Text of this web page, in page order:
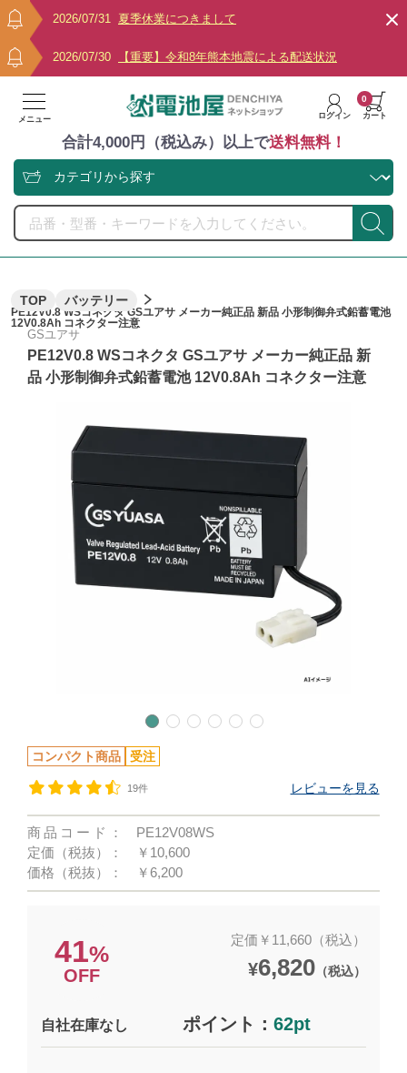
2026/07/31 夏季休業につきまして
2026/07/30 【重要】令和8年熊本地震による配送状況
メニュー ログイン カート
0
合計4,000円（税込み）以上で送料無料！
TOP バッテリー
PE12V0.8 WSコネクタ GSユアサ メーカー純正品 新品 小形制御弁式鉛蓄電池
12V0.8Ah コネクター注意
GSユアサ
PE12V0.8 WSコネクタ GSユアサ メーカー純正品 新
品 小形制御弁式鉛蓄電池 12V0.8Ah コネクター注意
コンパクト商品 受注
19件 レビューを見る
商品コード：
PE12V08WS
定価（税抜）：
￥10,600
価格（税抜）：
￥6,200
41%
OFF
定価￥11,660（税込）
¥6,820（税込）
自社在庫なし ポイント：62pt